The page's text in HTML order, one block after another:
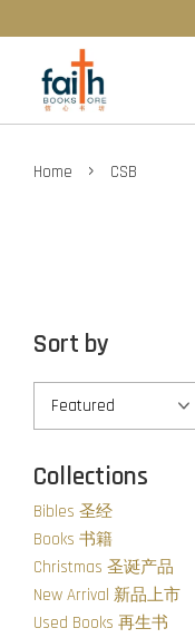
Home › CSB
Sort by
Collections
Bibles 圣经
Books 书籍
Christmas 圣诞产品
New Arrival 新品上市
Used Books 再生书